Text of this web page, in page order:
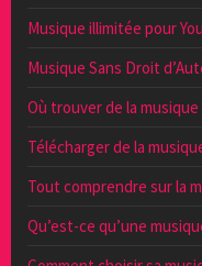
Musique illimitée pour
Musique Sans Droit
Où trouver de la
Télécharger de la
Tout comprendre sur la
Qu’est-ce qu’une